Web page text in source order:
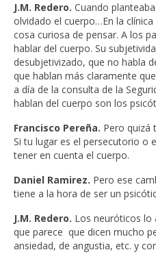
J.M. Redero. Cuando
olvidado el cuerpo…En la
cosa curiosa de pensar. A los
hablar del cuerpo. Su
desubjetivizado, que no habla
que hablan más claramente
a día de la consulta de la
hablan del cuerpo son los
Francisco Pereña. Pero quizá
Si tu lugar es el persecutorio o
tener en cuenta el cuerpo.
Daniel Ramirez. Pero ese
tiene a la hora de ser un
J.M. Redero. Los neuróticos
que parece que dicen mucho
ansiedad, de angustia, etc. y